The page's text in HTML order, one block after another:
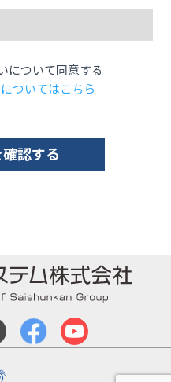
について同意する
ついてはこちら